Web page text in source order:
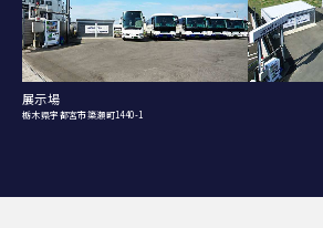
展示場
栃木県宇都宮市簗瀬町1440-1